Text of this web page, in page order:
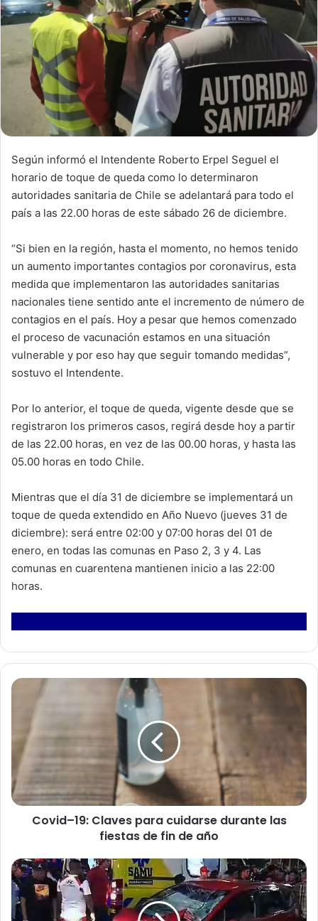
m
a
Según informó el Intendente Roberto Erpel Seguel el
horario de toque de queda como lo determinaron
autoridades sanitaria de Chile se adelantará para todo el
país a las 22.00 horas de este sábado 26 de diciembre.
“Si bien en la región, hasta el momento, no hemos tenido
un aumento importantes contagios por coronavirus, esta
medida que implementaron las autoridades sanitarias
nacionales tiene sentido ante el incremento de número de
contagios en el país. Hoy a pesar que hemos comenzado
el proceso de vacunación estamos en una situación
vulnerable y por eso hay que seguir tomando medidas”,
sostuvo el Intendente.
Por lo anterior, el toque de queda, vigente desde que se
registraron los primeros casos, regirá desde hoy a partir
de las 22.00 horas, en vez de las 00.00 horas, y hasta las
05.00 horas en todo Chile.
Mientras que el día 31 de diciembre se implementará un
toque de queda extendido en Año Nuevo (jueves 31 de
diciembre): será entre 02:00 y 07:00 horas del 01 de
enero, en todas las comunas en Paso 2, 3 y 4. Las
comunas en cuarentena mantienen inicio a las 22:00
horas.
C
1
9
:
v
e
s
p
Covid–19: Claves para cuidarse durante las
fiestas de fin de año
T
r
i
b